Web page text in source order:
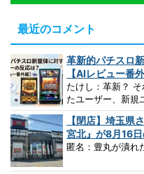
最近のコメント
革新的パチスロ
【AIレビュー番外
たけし：革新？
たユーザー、新規
【閉店】埼玉県
宮北』が8月16
匿名：豊丸が潰れ